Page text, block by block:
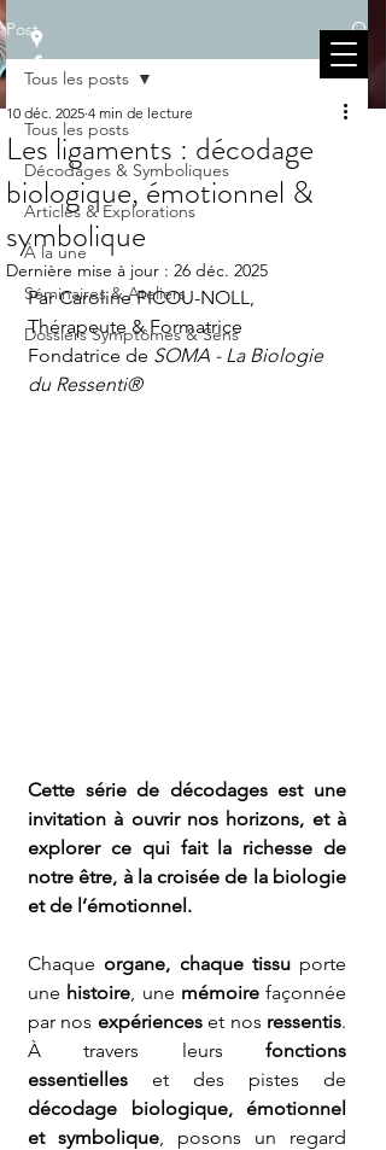
Post
Tous les posts
Décodages & Symboliques
Articles & Explorations
À la une
Séminaires & Ateliers
Dossiers Symptômes & Sens
Tous les posts
Les ligaments : décodage
biologique, émotionnel &
symbolique
10 déc. 2025 4 min de lecture
Dernière mise à jour : 26 déc. 2025
Par Caroline PICOU-NOLL,
Thérapeute & Formatrice
Fondatrice de SOMA - La Biologie
du Ressenti®
Cette série de décodages est une
invitation à ouvrir nos horizons, et à
explorer ce qui fait la richesse de
notre être, à la croisée de la biologie
et de l’émotionnel.
Chaque organe, chaque tissu porte
une histoire, une mémoire façonnée
par nos expériences et nos ressentis.
À travers leurs fonctions
essentielles
décodage biologique, émotionnel
et symbolique, posons un regard